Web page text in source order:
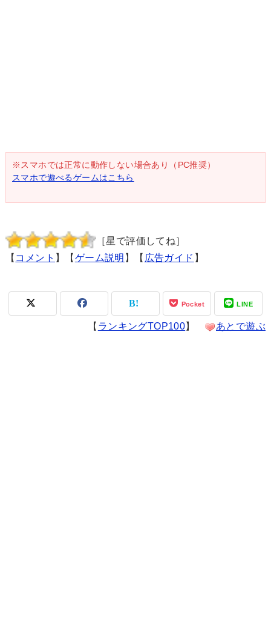
※スマホでは正常に動作しない場合あり（PC推奨）
スマホで遊べるゲームはこちら
［星で評価してね］
【 コメント 】【 ゲーム説明 】【 広告ガイド 】
Pocket LINE
【 ランキングTOP100】 あとで遊ぶ